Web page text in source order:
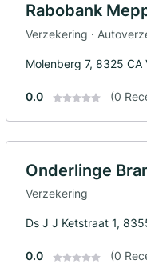
Rabobank
Verzekering ·
Molenberg 7, 8325 CA
0.0 (0
Onderlinge
Verzekering
Ds J J Ketstraat 1,
0.0 (0